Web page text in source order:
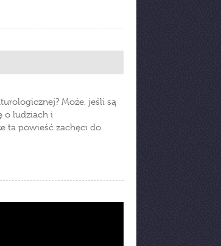
Może, jeśli są
o ludziach i
ta powieść zachęci do